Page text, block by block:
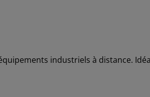
industriels à distance.